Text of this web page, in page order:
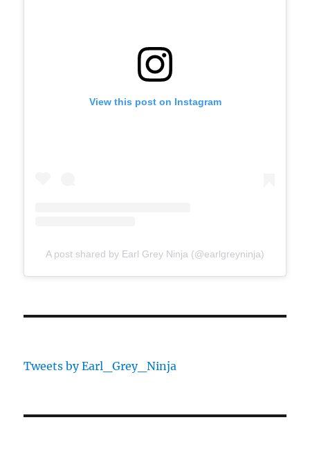
View this post on Instagram
A post shared by Earl Grey Ninja (@earlgreyninja)
Tweets by Earl_Grey_Ninja